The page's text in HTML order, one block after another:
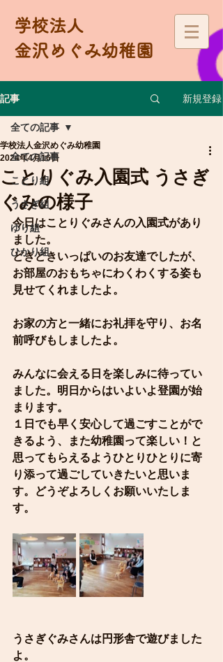
学校法人
金沢めぐみ幼稚園
記事 新規登録
全ての記事
ことり組
うさぎ組
ゆり組
ひかり組
全ての記事
ことりぐみ入園式 うさぎ
ぐみの様子
学校法人金沢めぐみ幼稚園
2024年4月16日
今日はことりぐみさんの入園式があり
ました。
どきどきいっぱいのお友達でしたが、
お部屋のおもちゃにわくわくする姿も
見せてくれましたよ。
お家の方と一緒にお礼拝を守り、お名
前呼びもしましたよ。
みんなに会える日を楽しみに待ってい
ました。明日からはいよいよ登園が始
まります。
１日でも早く安心して過ごすことがで
きるよう、また幼稚園って楽しい！と
思ってもらえるようひとりひとりに寄
り添って過ごしていきたいと思いま
す。どうぞよろしくお願いいたしま
す。
うさぎぐみさんは円形舎で遊びました
よ。